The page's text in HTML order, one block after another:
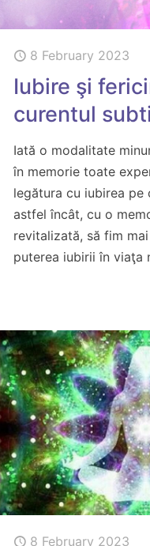
8 February 2023
Iubire şi
curentul
Iată o modalitate
în memorie toate
legătura cu iubirea pe
astfel încât, cu o
revitalizată, să fim
puterea iubirii în viaţa
8 February 2023